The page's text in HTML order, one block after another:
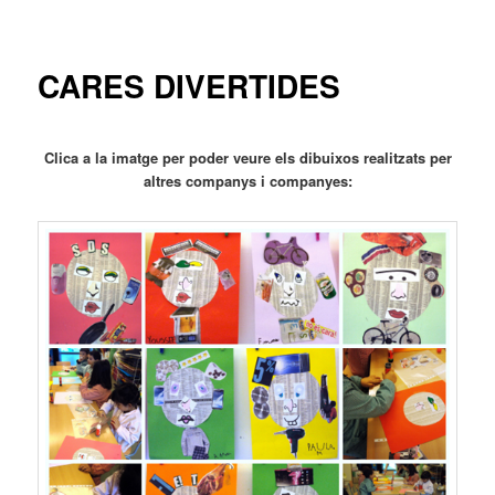
CARES DIVERTIDES
Clica a la imatge per poder veure els dibuixos realitzats per
altres companys i companyes: